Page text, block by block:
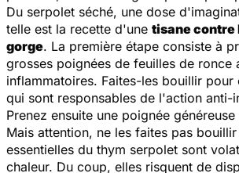
Du serpolet séché, une dose
telle est la recette d'une tisane contre
gorge. La première étape consiste à
grosses poignées de feuilles de ronce
inflammatoires. Faites-les bouillir pour
qui sont responsables de l'action anti-
Prenez ensuite une poignée
Mais attention, ne les faites pas
essentielles du thym serpolet sont
chaleur. Du coup, elles risquent de